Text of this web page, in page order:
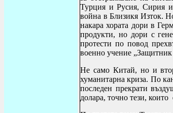
Турция и Русия, Сирия и
война в Близикя Изток.
накара хората дори в
продукти, но дори с
протести по повод
военно учение
Не само Китай, но и
хуманитарна криза. По
последен прекрати
долара, точно тези, които